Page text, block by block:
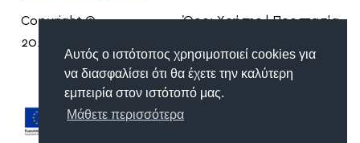
Αυτός ο ιστότοπος χρησιμοποιεί cookies για
να διασφαλίσει ότι θα έχετε την καλύτερη
εμπειρία στον ιστότοπό μας.
Μάθετε περισσότερα
Copyright ©
2026
Όροι Χρήσης | Προστασία